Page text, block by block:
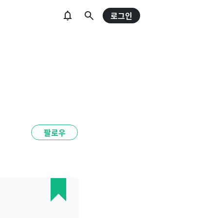
로그인
팔로우